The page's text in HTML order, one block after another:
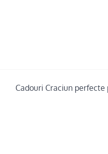
Cadouri Craciun